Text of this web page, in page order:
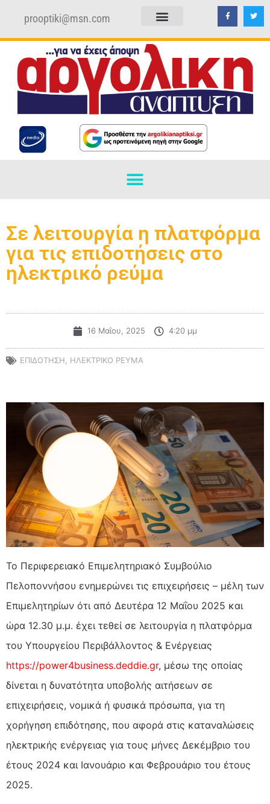
prooptiki@msn.com
Σε λειτουργία η πλατφόρμα
για τις επιδοτήσεις στο
ηλεκτρικό ρεύμα
16 Μαΐου, 2025 4:20 μμ
ΕΠΙΔΟΤΗΣΗ, ΗΛΕΚΤΡΙΚΟ ΡΕΥΜΑ
Το Περιφερειακό Επιμελητηριακό Συμβούλιο
Πελοποννήσου ενημερώνει τις επιχειρήσεις – μέλη των
Επιμελητηρίων ότι από Δευτέρα 12 Μαΐου 2025 και
ώρα 12.30 μ.μ. έχει τεθεί σε λειτουργία η πλατφόρμα
του Υπουργείου Περιβάλλοντος & Ενέργειας
https://power4business.deddie.gr, μέσω της οποίας
δίνεται η δυνατότητα υποβολής αιτήσεων σε
επιχειρήσεις, νομικά ή φυσικά πρόσωπα, για τη
χορήγηση επιδότησης, που αφορά στις καταναλώσεις
ηλεκτρικής ενέργειας για τους μήνες Δεκέμβριο του
έτους 2024 και Ιανουάριο και Φεβρουάριο του έτους
2025.